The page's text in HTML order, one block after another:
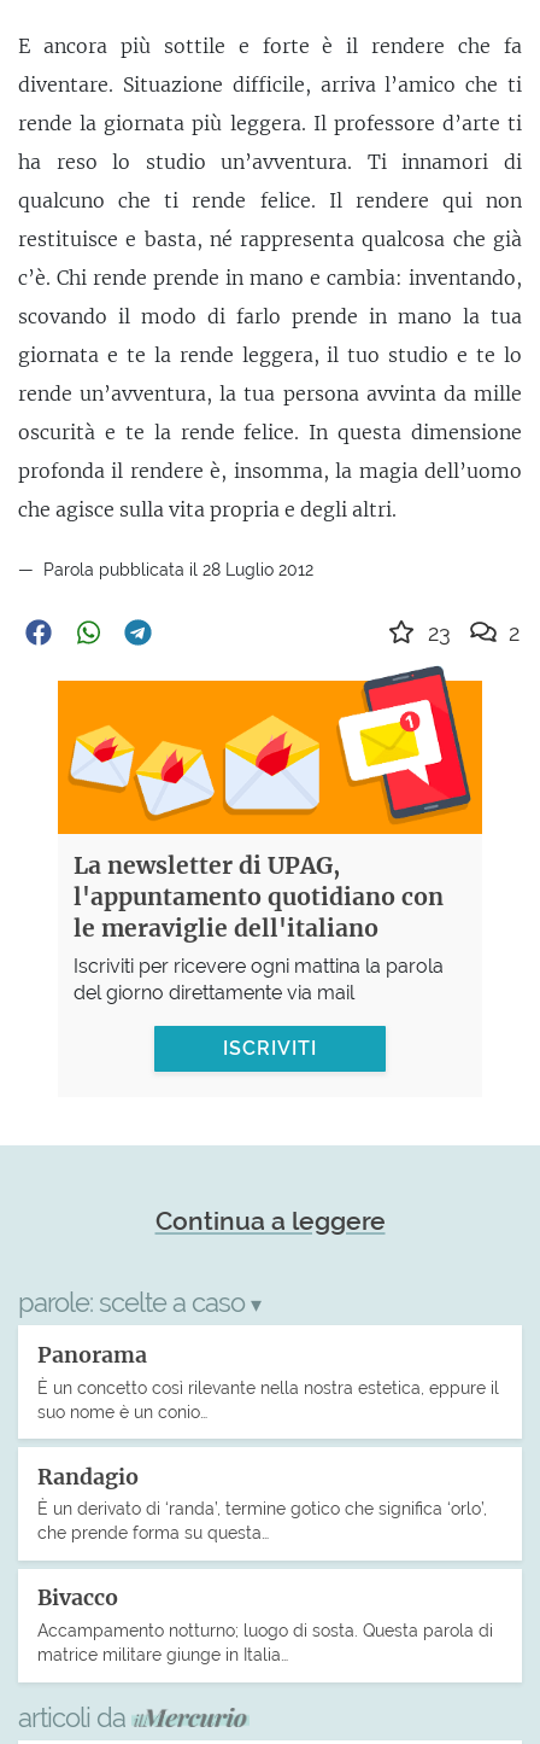
E ancora più sottile e forte è il rendere che fa
diventare. Situazione difficile, arriva l’amico che ti
rende la giornata più leggera. Il professore d’arte ti
ha reso lo studio un’avventura. Ti innamori di
qualcuno che ti rende felice. Il rendere qui non
restituisce e basta, né rappresenta qualcosa che già
c’è. Chi rende prende in mano e cambia: inventando,
scovando il modo di farlo prende in mano la tua
giornata e te la rende leggera, il tuo studio e te lo
rende un’avventura, la tua persona avvinta da mille
oscurità e te la rende felice. In questa dimensione
profonda il rendere è, insomma, la magia dell’uomo
che agisce sulla vita propria e degli altri.
Parola pubblicata il 28 Luglio 2012
23 2
La newsletter di UPAG,
l'appuntamento quotidiano con
le meraviglie dell'italiano
Iscriviti per ricevere ogni mattina la parola
del giorno direttamente via mail
ISCRIVITI
Continua a leggere
parole: scelte a caso ▾
Panorama
È un concetto così rilevante nella nostra estetica, eppure il
suo nome è un conio…
Randagio
È un derivato di ‘randa’, termine gotico che significa ‘orlo’,
che prende forma su questa…
Bivacco
Accampamento notturno; luogo di sosta. Questa parola di
matrice militare giunge in Italia…
articoli da